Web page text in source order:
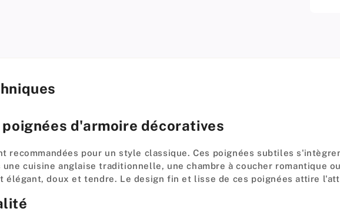
poignées d'armoire décoratives
recommandées pour un style classique. Ces poignées subtiles
cuisine anglaise traditionnelle, une chambre à coucher romantique
élégant, doux et tendre. Le design fin et lisse de ces poignées attire